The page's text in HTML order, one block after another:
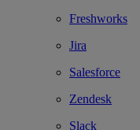
Freshworks
Jira
Salesforce
Zendesk
Slack